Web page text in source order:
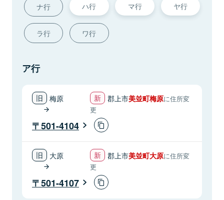
ナ行 ハ行 マ行 ヤ行
ラ行 ワ行
ア行
梅原 郡上市美並町梅原に住所変
更
501-4104
大原 郡上市美並町大原に住所変
更
501-4107